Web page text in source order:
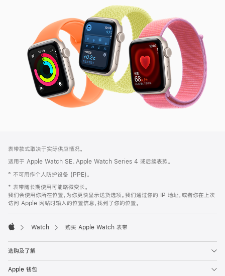
SE
3
页
页
脚
注
表带款式取决于实际供应情况。
适用于 Apple Watch SE、Apple Watch Series 4 或后续表款。
° 不可用作个人防护设备 (PPE)。
* 表带随长期使用可能略微变长。
我们会使用你所在位置，为你更快显示送货选项。我们通过你的 IP 地址，或者你在上次
访问 Apple 网站时输入的位置信息，找到了你的位置。
Watch 购买 Apple Watch 表带
选购及了解
Apple 钱包